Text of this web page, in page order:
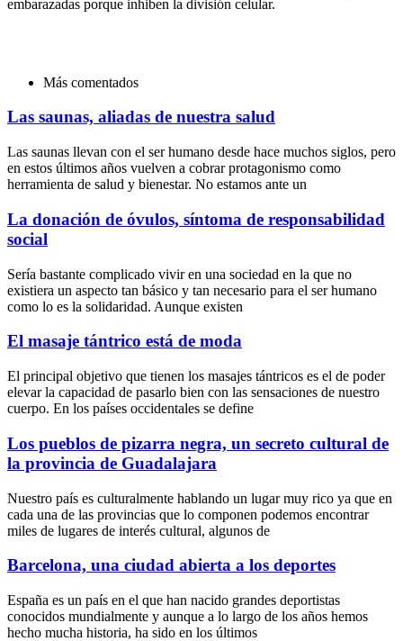
embarazadas porque inhiben la división celular.
Más comentados
Las saunas, aliadas de nuestra salud
Las saunas llevan con el ser humano desde hace muchos siglos, pero
en estos últimos años vuelven a cobrar protagonismo como
herramienta de salud y bienestar. No estamos ante un
La donación de óvulos, síntoma de responsabilidad
social
Sería bastante complicado vivir en una sociedad en la que no
existiera un aspecto tan básico y tan necesario para el ser humano
como lo es la solidaridad. Aunque existen
El masaje tántrico está de moda
El principal objetivo que tienen los masajes tántricos es el de poder
elevar la capacidad de pasarlo bien con las sensaciones de nuestro
cuerpo. En los países occidentales se define
Los pueblos de pizarra negra, un secreto cultural de
la provincia de Guadalajara
Nuestro país es culturalmente hablando un lugar muy rico ya que en
cada una de las provincias que lo componen podemos encontrar
miles de lugares de interés cultural, algunos de
Barcelona, una ciudad abierta a los deportes
España es un país en el que han nacido grandes deportistas
conocidos mundialmente y aunque a lo largo de los años hemos
hecho mucha historia, ha sido en los últimos